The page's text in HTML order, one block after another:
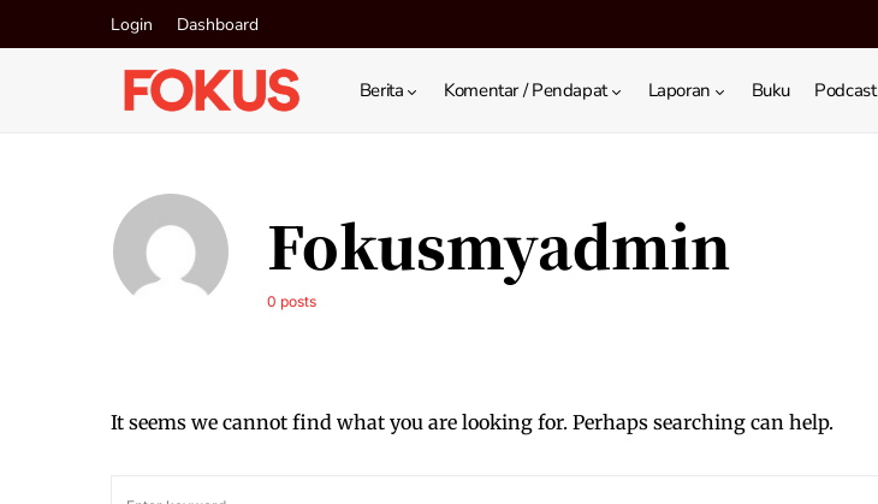
Login Dashboard
Berita Komentar / Pendapat Laporan Buku Podcast
Fokusmyadmin
0 posts
It seems we cannot find what you are looking for. Perhaps searching can help.